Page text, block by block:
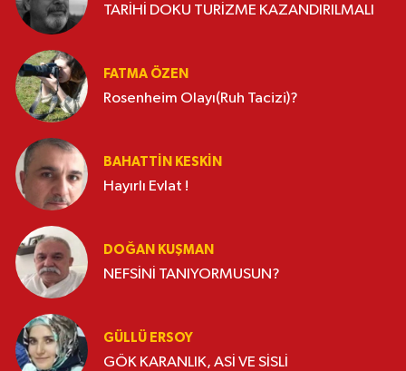
TARİHİ DOKU TURİZME KAZANDIRILMALI
FATMA ÖZEN
Rosenheim Olayı(Ruh Tacizi)?
BAHATTIN KESKİN
Hayırlı Evlat !
DOĞAN KUŞMAN
NEFSİNİ TANIYORMUSUN?
GÜLLÜ ERSOY
GÖK KARANLIK, ASİ VE SİSLİ